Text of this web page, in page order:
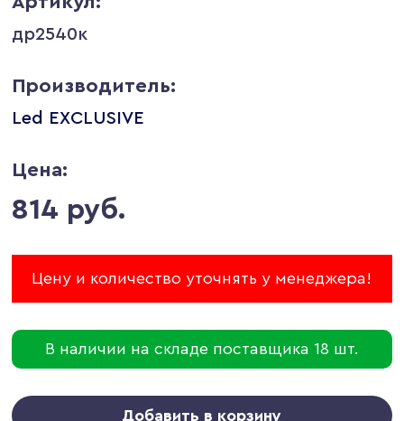
др2540к
Производитель:
Led EXCLUSIVE
Цена:
814 руб.
Цену и количество уточнять у менеджера!
В наличии на складе поставщика 18 шт.
Добавить в корзину